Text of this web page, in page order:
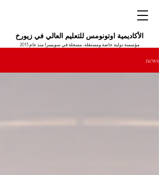
الأكاديمية اوتونومس للتعليم العالي في زيورخ
مؤسسة دولية خاصة ومستقلة، مسجلة في سويسرا منذ عام 2013
news